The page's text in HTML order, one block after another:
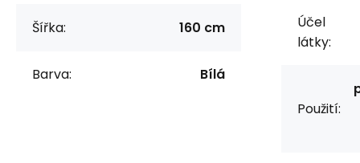
Šířka: 160 cm
Barva: Bílá
Účel
látky:
Použití: